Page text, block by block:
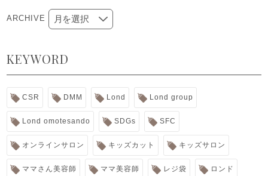
ARCHIVE
KEYWORD
CSR DMM Lond Lond group
Lond omotesando SDGs SFC
オンラインサロン キッズカット キッズサロン
ママさん美容師 ママ美容師 レジ袋 ロンド